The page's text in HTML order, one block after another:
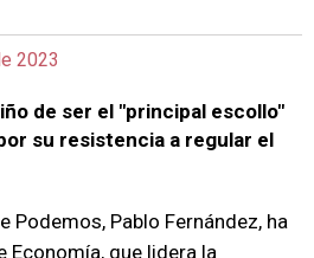
2023
de ser el "principal escollo"
su resistencia a regular el
Podemos, Pablo Fernández, ha
Economía, que lidera la